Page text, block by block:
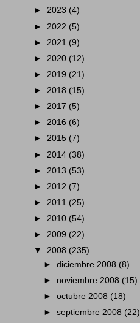
► 2023 (4)
► 2022 (5)
► 2021 (9)
► 2020 (12)
► 2019 (21)
► 2018 (15)
► 2017 (5)
► 2016 (6)
► 2015 (7)
► 2014 (38)
► 2013 (53)
► 2012 (7)
► 2011 (25)
► 2010 (54)
► 2009 (22)
▼ 2008 (235)
►diciembre 2008 (8)
► noviembre 2008 (15)
►octubre 2008 (18)
►septiembre 2008 (22)